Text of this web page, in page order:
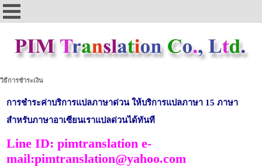
วิธีการชำระเงิน
การชำระค่าบริการแปลภาษาด่วน ให้บริการแปลภาษา 15 ภาษา
สำหรับภาษาอาเซียนเราแปลด่วนได้ทันที
Line ID: pimtranslation e-
mail:pimtranslation@yahoo.com